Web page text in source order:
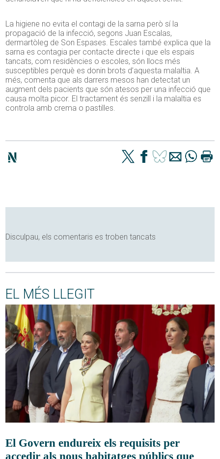
La higiene no evita el contagi de la sarna però sí la
propagació de la infecció, segons Juan Escalas,
dermartòleg de Son Espases. Escales també explica que la
sarna es contagia per contacte directe i que els espais
tancats, com residències o escoles, són llocs més
susceptibles perquè es donin brots d’aquesta malaltia. A
més, comenta que als darrers mesos han detectat un
augment dels pacients que són atesos per una infecció que
causa molta picor. El tractament és senzill i la malaltia es
controla amb crema o pastilles.
Disculpau, els comentaris es troben tancats
EL MÉS LLEGIT
El Govern endureix els requisits per
accedir als nous habitatges públics que